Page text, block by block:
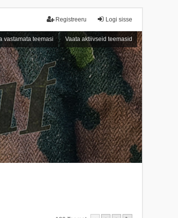
Logi sisse
Registreeru
vastamata teemasi Vaata aktiivseid teemasid